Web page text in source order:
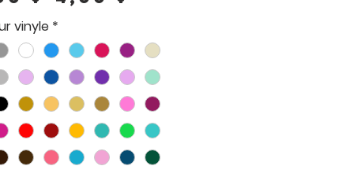
vinyle *